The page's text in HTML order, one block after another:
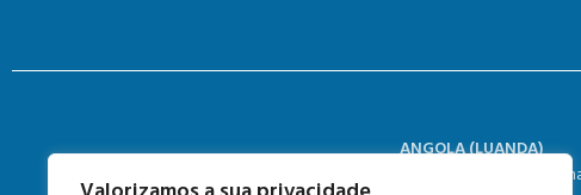
ANGOLA (LUANDA)
Polo Industrial De